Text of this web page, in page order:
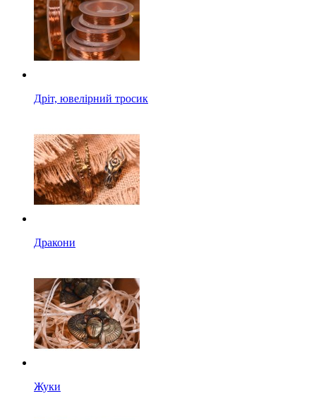
Дріт, ювелірний тросик
Дракони
Жуки